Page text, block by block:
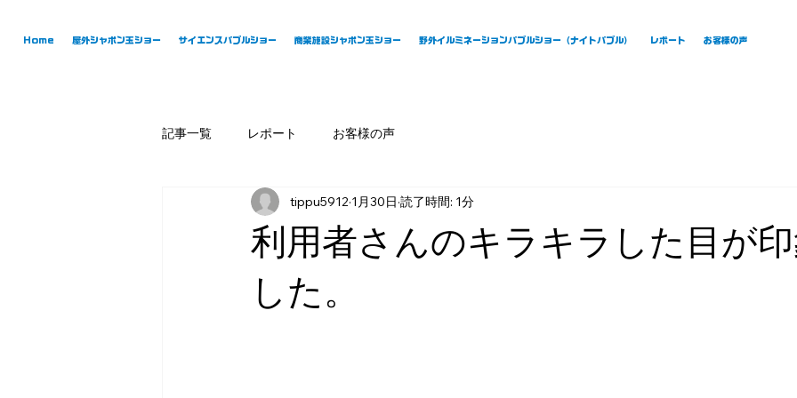
Home 屋外シャボン玉ショー サイエンスバブルショー 商業施設シャボン玉ショー 野外イルミネーションバブルショー（ナイトバブル） レポート お客様の声
記事一覧 レポート お客様の声
利用者さんのキラキラした目が
した。
tippu5912 1月30日 読了時間: 1分